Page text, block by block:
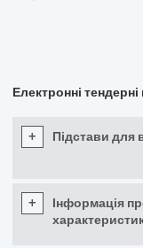
Електронні
+ Підстави для
+
Інформація про